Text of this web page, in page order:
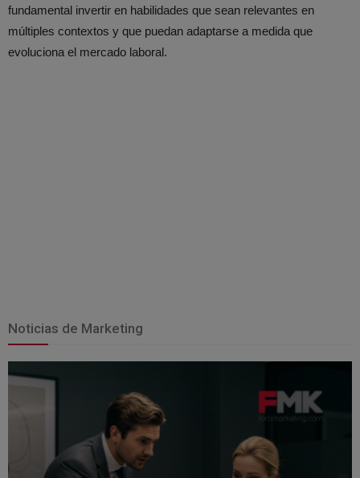
fundamental invertir en habilidades que sean relevantes en
múltiples contextos y que puedan adaptarse a medida que
evoluciona el mercado laboral.
Noticias de Marketing